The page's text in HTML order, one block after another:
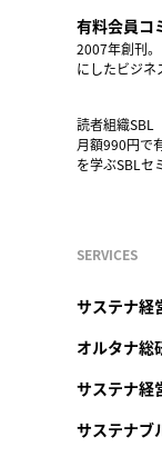
有料会員コ
2007年創刊
にしたビジネ
読者組織SBL
月額990円で
を学ぶSBLセ
SERVICES
サステナ経
オルタナ総
サステナ経
サステナ